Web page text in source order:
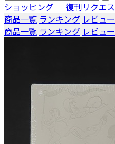
ショッピング ｜ 復刊リクエ
商品一覧 ランキング レビュー
商品一覧 ランキング レビュー